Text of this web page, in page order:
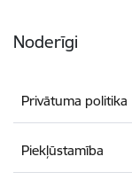
Noderīgi
Privātuma politika
Piekļūstamība